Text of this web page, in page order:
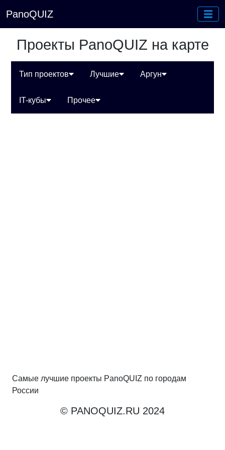
PanoQUIZ
Проекты PanoQUIZ на карте
Тип проектов Лучшие Аргун
IT-кубы Прочее
Самые лучшие проекты PanoQUIZ по городам
России
© PANOQUIZ.RU 2024